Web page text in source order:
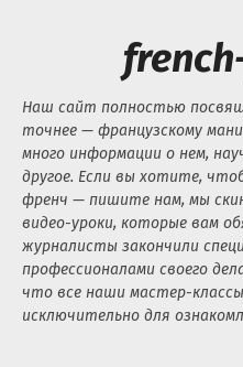
Наш сайт полностью
точнее — французскому
много информации о нем,
другое. Если вы хотите,
френч — пишите нам, мы
видео-уроки, которые вам
журналисты закончили
профессионалами своего
что все наши мастер-
исключительно для